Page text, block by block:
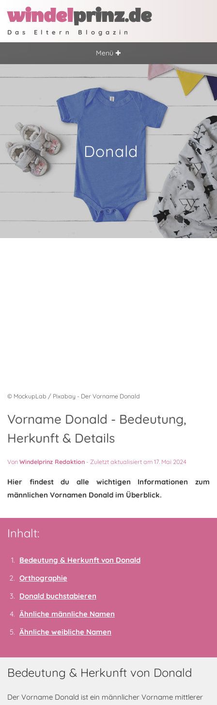
windelprinz.de
Das Eltern Blogazin
Menü ✚
Donald
© MockupLab / Pixabay - Der Vorname Donald
Vorname Donald - Bedeutung,
Herkunft & Details
VonWindelprinz Redaktion - Zuletzt aktualisiert am 17. Mai 2024
Hier findest du alle wichtigen Informationen zum
männlichen Vornamen Donald im Überblick.
Inhalt:
Bedeutung & Herkunft von Donald
Orthographie
Donald buchstabieren
Ähnliche männliche Namen
Ähnliche weibliche Namen
Bedeutung & Herkunft von Donald
Der Vorname Donald ist ein männlicher Vorname mittlerer